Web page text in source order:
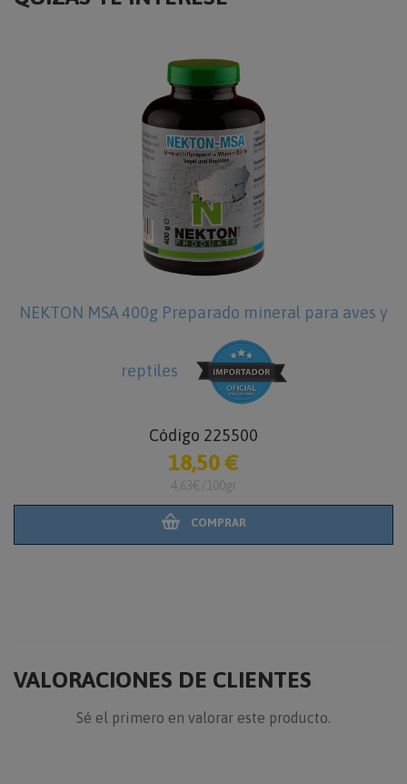
MSA 400g Preparado mineral para aves y
reptiles
Código 225500
18,50 €
4,63€/100gr
COMPRAR
VALORACIONES DE CLIENTES
Sé el primero en valorar este producto.